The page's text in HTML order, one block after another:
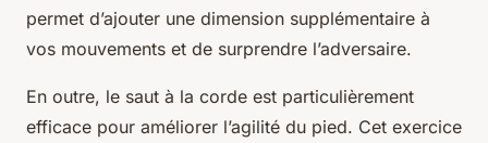
permet d’ajouter une dimension supplémentaire à
vos mouvements et de surprendre l’adversaire.
En outre, le saut à la corde est particulièrement
efficace pour améliorer l’agilité du pied. Cet exercice